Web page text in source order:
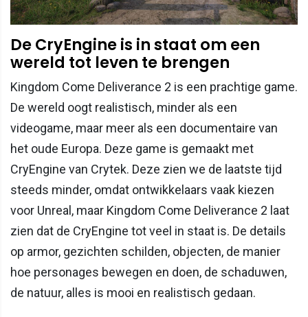
De CryEngine is in staat om een
wereld tot leven te brengen
Kingdom Come Deliverance 2 is een prachtige game.
De wereld oogt realistisch, minder als een
videogame, maar meer als een documentaire van
het oude Europa. Deze game is gemaakt met
CryEngine van Crytek. Deze zien we de laatste tijd
steeds minder, omdat ontwikkelaars vaak kiezen
voor Unreal, maar Kingdom Come Deliverance 2 laat
zien dat de CryEngine tot veel in staat is. De details
op armor, gezichten schilden, objecten, de manier
hoe personages bewegen en doen, de schaduwen,
de natuur, alles is mooi en realistisch gedaan.